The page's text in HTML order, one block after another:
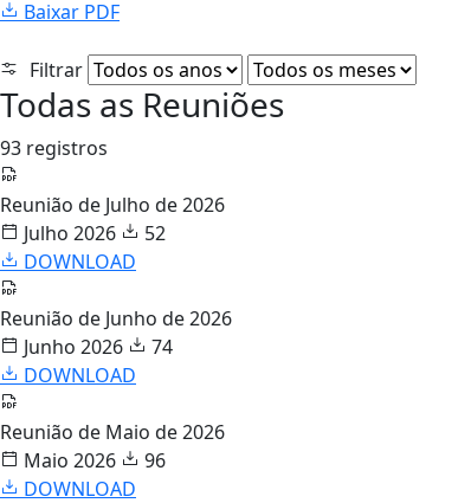
Baixar PDF
Filtrar
Todas as Reuniões
93 registros
Reunião de Julho de 2026
Julho 2026
52
DOWNLOAD
Reunião de Junho de 2026
Junho 2026
74
DOWNLOAD
Reunião de Maio de 2026
Maio 2026
96
DOWNLOAD